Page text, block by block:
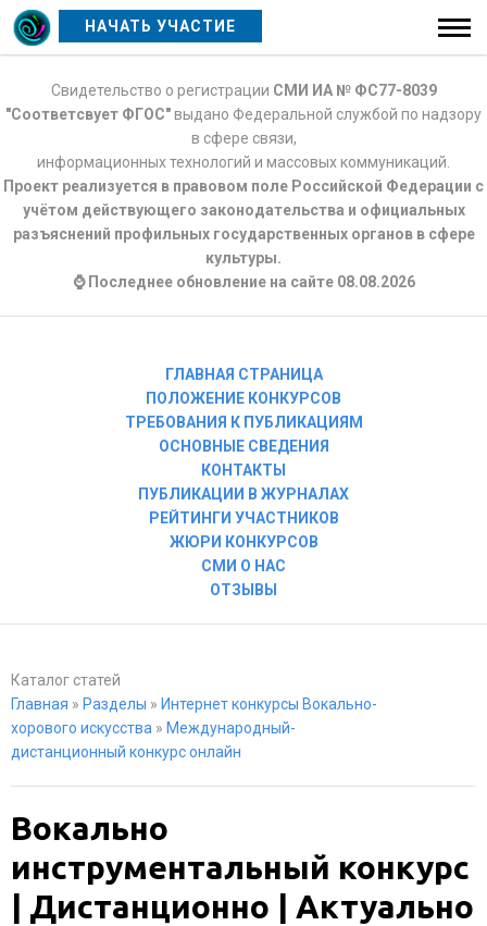
НАЧАТЬ УЧАСТИЕ
Свидетельство о регистрации СМИ ИА № ФС77-8039
"Соответсвует ФГОС"выдано Федеральной службой по надзору
в сфере связи,
информационных технологий и массовых коммуникаций.
Проект реализуется в правовом поле Российской Федерации с
учётом действующего законодательства и официальных
разъяснений профильных государственных органов в сфере
культуры.
⌚ Последнее обновление на сайте 08.08.2026
ГЛАВНАЯ СТРАНИЦА
ПОЛОЖЕНИЕ КОНКУРСОВ
ТРЕБОВАНИЯ К ПУБЛИКАЦИЯМ
ОСНОВНЫЕ СВЕДЕНИЯ
КОНТАКТЫ
ПУБЛИКАЦИИ В ЖУРНАЛАХ
РЕЙТИНГИ УЧАСТНИКОВ
ЖЮРИ КОНКУРСОВ
СМИ О НАС
ОТЗЫВЫ
Каталог статей
Главная » Разделы » Интернет конкурсы Вокально-
хорового искусства » Международный-
дистанционный конкурс онлайн
Вокально
инструментальный конкурс
| Дистанционно | Актуально